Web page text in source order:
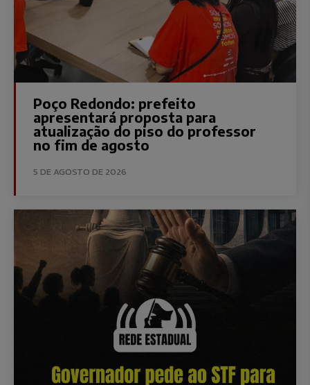
Poço Redondo: prefeito
apresentará proposta para
atualização do piso do professor
no fim de agosto
5 DE AGOSTO DE 2026